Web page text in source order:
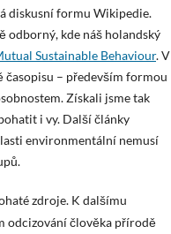
diskusní formu Wikipedie.
odborný, kde náš holandský
Sustainable Behaviour. V
časopisu – především formou
Získali jsme tak
i vy. Další články
environmentální nemusí
zdroje. K dalšímu
odcizování člověka přírodě